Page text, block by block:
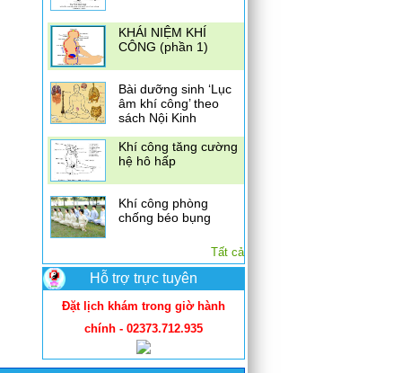
KHÁI NIỆM KHÍ
CÔNG (phần 1)
Bài dưỡng sinh ‘Lục
âm khí công’ theo
sách Nội Kinh
Khí công tăng cường
hệ hô hấp
Khí công phòng
chống béo bụng
Tất cả
Hỗ trợ trực tuyên
Đặt lịch khám trong giờ hành
chính - 02373.712.935